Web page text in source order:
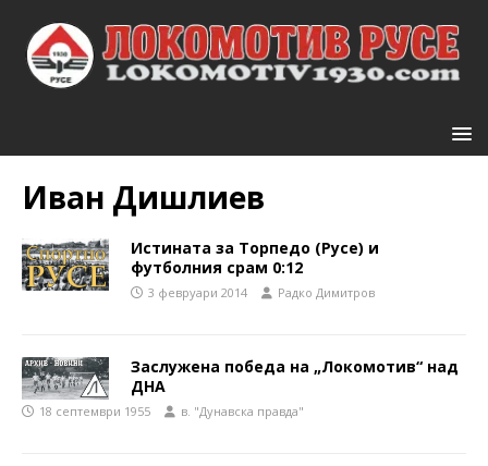
Иван Дишлиев
Истината за Торпедо (Русе) и
футболния срам 0:12
3 февруари 2014 Радко Димитров
Заслужена победа на „Локомотив“ над
ДНА
18 септември 1955 в. "Дунавска правда"